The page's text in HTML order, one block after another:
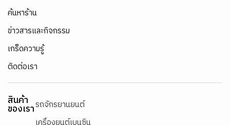
ค้นหาร้าน
ข่าวสารและกิจกรรม
เกร็ดความรู้
ติดต่อเรา
สินค้า
ของเรารถจักรยานยนต์
เครื่องยนต์เบนซิน